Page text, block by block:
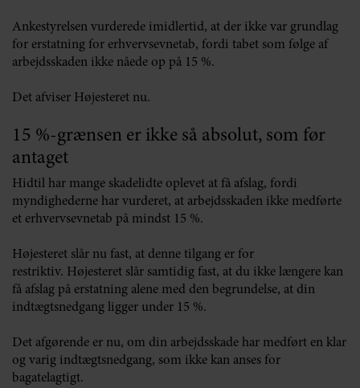
Ankestyrelsen vurderede imidlertid, at der ikke var grundlag
for erstatning for erhvervsevnetab, fordi tabet som følge af
arbejdsskaden ikke nåede op på 15 %.
Det afviser Højesteret nu.
15 %-grænsen er ikke så absolut, som før
antaget
Hidtil har mange skadelidte oplevet at få afslag, fordi
myndighederne har vurderet, at arbejdsskaden ikke medførte
et erhvervsevnetab på mindst 15 %.
Højesteret slår nu fast, at denne tilgang er for
restriktiv. Højesteret slår samtidig fast, at du ikke længere kan
få afslag på erstatning alene med den begrundelse, at din
indtægtsnedgang ligger under 15 %.
Det afgørende er nu, om din arbejdsskade har medført en klar
og varig indtægtsnedgang, som ikke kan anses for
bagatelagtigt.